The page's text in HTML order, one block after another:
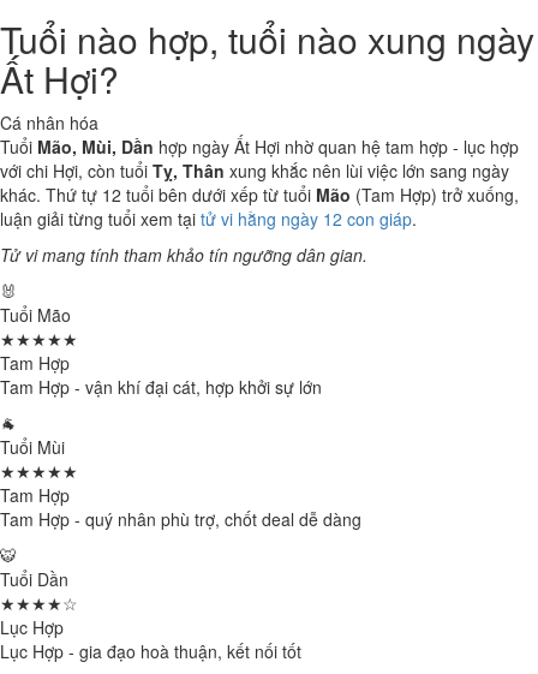
Tuổi nào hợp, tuổi nào xung ngày
Ất Hợi?
Cá nhân hóa
Tuổi Mão, Mùi, Dần hợp ngày Ất Hợi nhờ quan hệ tam hợp - lục hợp
với chi Hợi, còn tuổi Tỵ, Thân xung khắc nên lùi việc lớn sang ngày
khác. Thứ tự 12 tuổi bên dưới xếp từ tuổi Mão (Tam Hợp) trở xuống,
luận giải từng tuổi xem tại tử vi hằng ngày 12 con giáp.
Tử vi mang tính tham khảo tín ngưỡng dân gian.
🐰
Tuổi Mão
★★★★★
Tam Hợp
Tam Hợp - vận khí đại cát, hợp khởi sự lớn
🐐
Tuổi Mùi
★★★★★
Tam Hợp
Tam Hợp - quý nhân phù trợ, chốt deal dễ dàng
🐯
Tuổi Dần
★★★★☆
Lục Hợp
Lục Hợp - gia đạo hoà thuận, kết nối tốt